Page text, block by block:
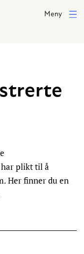
Meny
plikt til å
Her finner du en